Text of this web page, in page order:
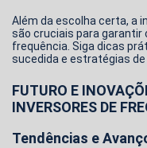
Além da escolha certa, a
são cruciais para garantir
frequência . Siga dicas
sucedida e estratégias
FUTURO E
INVERSORES DE
Tendências e